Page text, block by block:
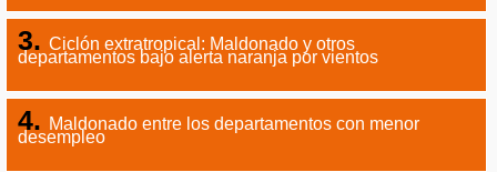
Ciclón extratropical: Maldonado y otros
departamentos bajo alerta naranja por vientos
Maldonado entre los departamentos con menor
desempleo